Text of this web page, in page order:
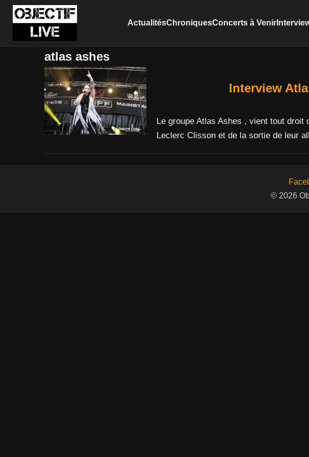
ActualitésChroniquesConcerts à Venir
atlas ashes
Interview
Le groupe Atlas Ashes , vient tout
Leclerc Clisson et de la sortie de leur
© 2026